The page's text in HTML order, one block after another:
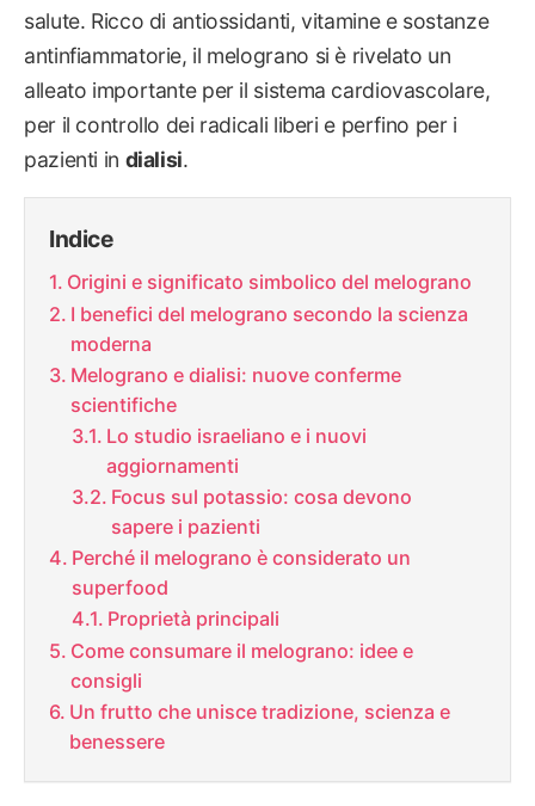
salute. Ricco di antiossidanti, vitamine e sostanze
antinfiammatorie, il melograno si è rivelato un
alleato importante per il sistema cardiovascolare,
per il controllo dei radicali liberi e perfino per i
pazienti in dialisi.
Indice
Origini e significato simbolico del melograno
I benefici del melograno secondo la scienza
moderna
Melograno e dialisi: nuove conferme
scientifiche
Lo studio israeliano e i nuovi
aggiornamenti
Focus sul potassio: cosa devono
sapere i pazienti
Perché il melograno è considerato un
superfood
Proprietà principali
Come consumare il melograno: idee e
consigli
Un frutto che unisce tradizione, scienza e
benessere